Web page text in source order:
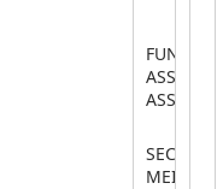
FUNDO
ASSIS
SEC. DE
MEIO